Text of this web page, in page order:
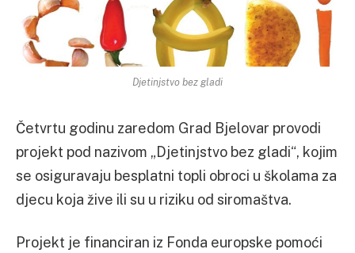
Djetinjstvo bez gladi
Četvrtu godinu zaredom Grad Bjelovar provodi
projekt pod nazivom „Djetinjstvo bez gladi“, kojim
se osiguravaju besplatni topli obroci u školama za
djecu koja žive ili su u riziku od siromaštva.
Projekt je financiran iz Fonda europske pomoći